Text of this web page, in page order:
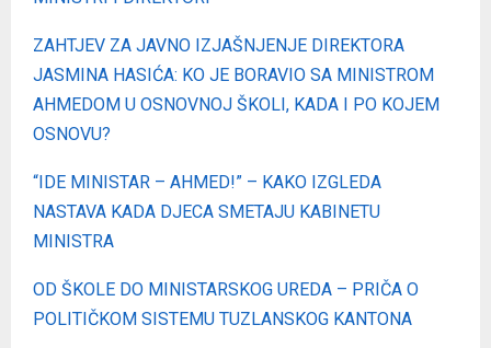
ZAHTJEV ZA JAVNO IZJAŠNJENJE DIREKTORA
JASMINA HASIĆA: KO JE BORAVIO SA MINISTROM
AHMEDOM U OSNOVNOJ ŠKOLI, KADA I PO KOJEM
OSNOVU?
“IDE MINISTAR – AHMED!” – KAKO IZGLEDA
NASTAVA KADA DJECA SMETAJU KABINETU
MINISTRA
OD ŠKOLE DO MINISTARSKOG UREDA – PRIČA O
POLITIČKOM SISTEMU TUZLANSKOG KANTONA